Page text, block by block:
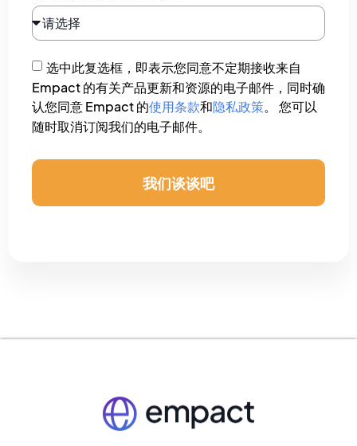
选中此复选框，即表示您同意不定期接收来自
Empact 的有关产品更新和资源的电子邮件，同时确
认您同意 Empact 的使用条款和隐私政策。 您可以
随时取消订阅我们的电子邮件。
我们谈谈吧